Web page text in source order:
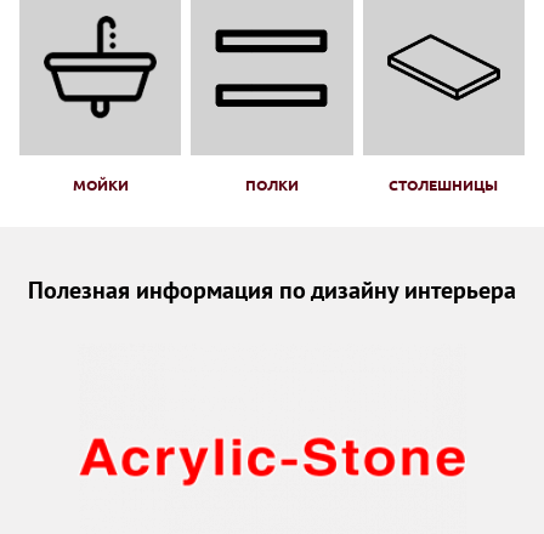
МОЙКИ ПОЛКИ СТОЛЕШНИЦЫ
Полезная информация по дизайну интерьера